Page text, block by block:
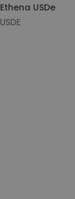
Ethena USDe
USDE